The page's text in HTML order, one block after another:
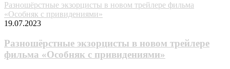
Разношёрстные экзорцисты в новом трейлере фильма
«Особняк с привидениями»
19.07.2023
Разношёрстные экзорцисты в новом трейлере
фильма «Особняк с привидениями»